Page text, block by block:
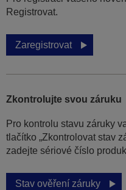
Registrovat.
Zaregistrovat
Zkontrolujte svou záruku
Pro kontrolu stavu záruky
tlačítko „Zkontrolovat stav
zadejte sériové číslo
Stav ověření záruky